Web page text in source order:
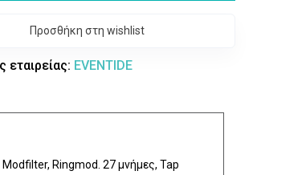
Προσθήκη στη wishlist
εταιρείας: EVENTIDE
Ringmod. 27 μνήμες, Tap